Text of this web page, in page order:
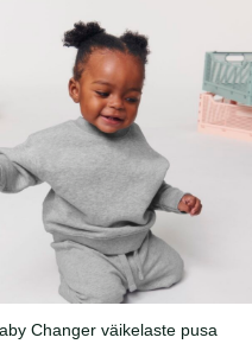
Changer väikelaste pusa